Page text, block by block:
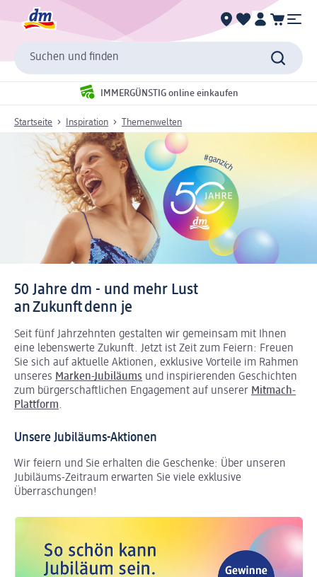
Suchen und finden
IMMERGÜNSTIG online einkaufen
Startseite Inspiration Themenwelten
50 Jahre dm - und mehr Lust
an Zukunft denn je
Seit fünf Jahrzehnten gestalten wir gemeinsam mit Ihnen
eine lebenswerte Zukunft. Jetzt ist Zeit zum Feiern: Freuen
Sie sich auf aktuelle Aktionen, exklusive Vorteile im Rahmen
unseres Marken-Jubiläums und inspirierenden Geschichten
zum bürgerschaftlichen Engagement auf unserer Mitmach-
Plattform.
Unsere Jubiläums-Aktionen
Wir feiern und Sie erhalten die Geschenke: Über unseren
Jubiläums-Zeitraum erwarten Sie viele exklusive
Überraschungen!